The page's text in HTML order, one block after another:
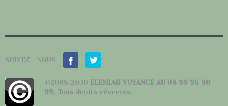
SUIVEZ - NOUS
©2008/2030 ELEMIAH VOYANCE AU 08 99 96 90
99. Tous droits réservés.